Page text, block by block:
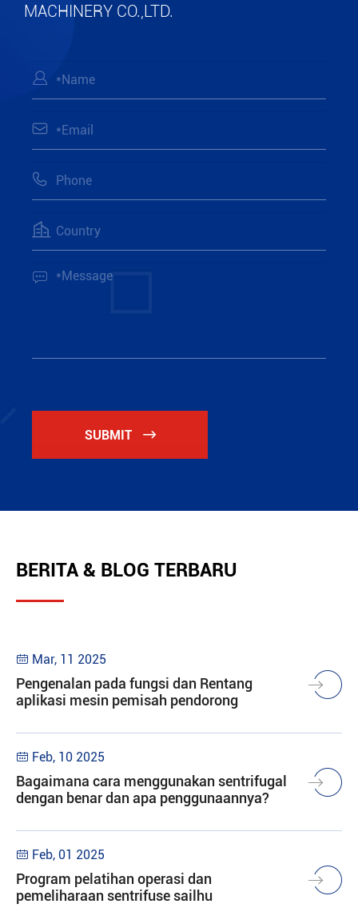
MACHINERY CO.,LTD.





SUBMIT 
BERITA & BLOG TERBARU
 Mar, 11 2025
Pengenalan pada fungsi dan Rentang
aplikasi mesin pemisah pendorong
 Feb, 10 2025
Bagaimana cara menggunakan sentrifugal
dengan benar dan apa penggunaannya?
 Feb, 01 2025
Program pelatihan operasi dan
pemeliharaan sentrifuse sailhu